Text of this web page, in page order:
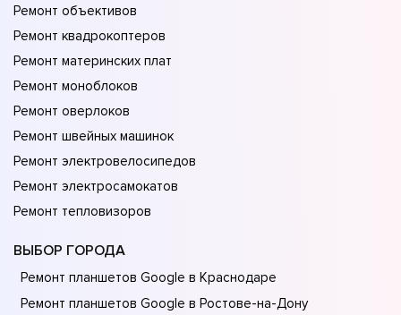
Ремонт объективов
Ремонт квадрокоптеров
Ремонт материнских плат
Ремонт моноблоков
Ремонт оверлоков
Ремонт швейных машинок
Ремонт электровелосипедов
Ремонт электросамокатов
Ремонт тепловизоров
ВЫБОР ГОРОДА
Ремонт планшетов Google в Краснодаре
Ремонт планшетов Google в Ростове-на-Донy